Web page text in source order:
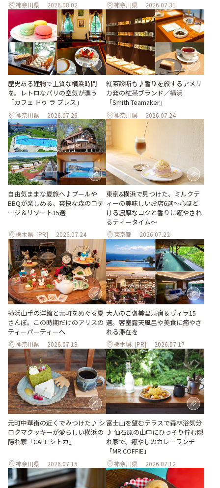
神奈川県 2026.08.02 神奈川県 2026.07.31
歴史ある建物で上質な横浜時間
を。レトロなパリの空気が漂う
「カフェ ドゥ ラ プレス」
神奈川県 2026.07.26
紅茶診断も♪香りを旅するアメリ
カ発の紅茶ブランド／横浜
「Smith Teamaker」
神奈川県 2026.07.24
自由気ままな夏旅へ♪プールや
BBQが楽しめる、爽快な森のコテ
ージ＆リゾート15選
栃木県 [PR] 2026.07.24
東京&横浜で見つけた、ミルクテ
ィーの美味しいお店6選～心ほど
ける濃厚なコクと香りに癒やされ
るティータイム～
東京都 2026.07.22
横浜山手の洋館と元町をめぐる夏
さんぽ。この時期だけのアリスの
ティーパーティーへ
神奈川県 2026.07.18
大人のご褒美温泉宿＆ヴィラ15
選。客室露天風呂や美食に癒やさ
れる滞在を
栃木県 [PR] 2026.07.17
元町中華街の近くでみつけた♪ シ
ロクマクッキーが愛らしい横浜の
隠れ家「CAFE シトカ」
神奈川県 2026.07.15
富士山を望むテラスで森林浴気分
♪ 仙石原の山中にひっそり佇む隠
れ家で、癒やしのカレーランチ
「MR COFFIE」
神奈川県 2026.07.12